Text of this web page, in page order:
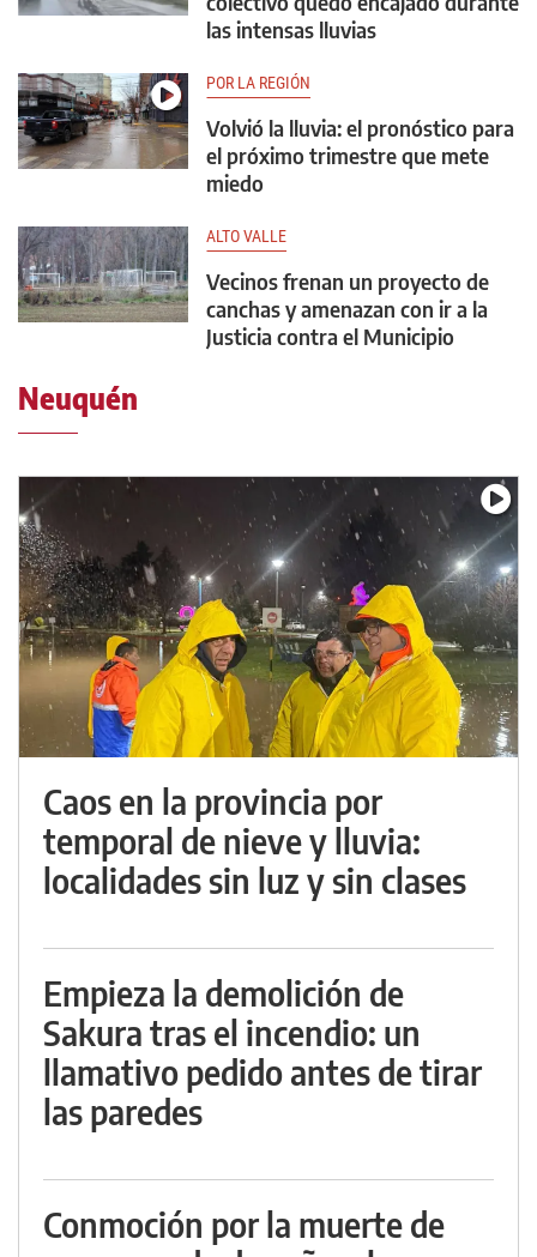
las intensas lluvias
POR LA REGIÓN
Volvió la lluvia: el pronóstico para
el próximo trimestre que mete
miedo
ALTO VALLE
Vecinos frenan un proyecto de
canchas y amenazan con ir a la
Justicia contra el Municipio
Neuquén
Caos en la provincia por
temporal de nieve y lluvia:
localidades sin luz y sin clases
Empieza la demolición de
Sakura tras el incendio: un
llamativo pedido antes de tirar
las paredes
Conmoción por la muerte de